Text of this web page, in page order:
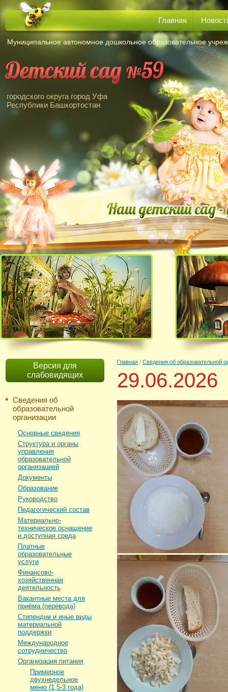
Муниципальное автономное дошкольное образовательное
городского округа город Уфа
Республики Башкортостан
Главная
Главная / Сведения об образовательной
29.06.2026
Версия для
слабовидящих
Сведения об
образовательной
организации
Основные сведения
Структура и органы
управления
образовательной
организацией
Документы
Образование
Руководство
Педагогический состав
Материально-
техническое оснащение
и доступная среда
Платные
образовательные
услуги
Финансово-
хозяйственная
деятельность
Вакантные места для
приёма (перевода)
Стипендии и иные виды
материальной
поддержки
Международное
сотрудничество
Организация питания
Примерное
двухнедельное
меню (1,5-3 года)